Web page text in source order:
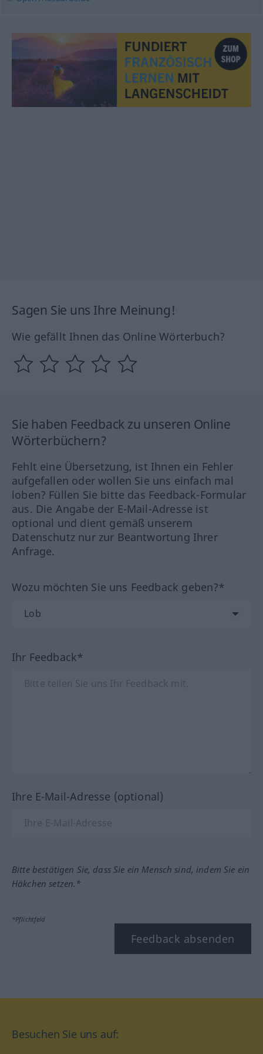
Sagen Sie uns Ihre Meinung!
Wie gefällt Ihnen das Online Wörterbuch?
Sie haben Feedback zu unseren Online
Wörterbüchern?
Fehlt eine Übersetzung, ist Ihnen ein Fehler
aufgefallen oder wollen Sie uns einfach mal
loben? Füllen Sie bitte das Feedback-Formular
aus. Die Angabe der E-Mail-Adresse ist
optional und dient gemäß unserem
Datenschutz nur zur Beantwortung Ihrer
Anfrage.
Wozu möchten Sie uns Feedback geben?*
Ihr Feedback*
Ihre E-Mail-Adresse (optional)
Bitte bestätigen Sie, dass Sie ein Mensch sind, indem Sie ein
Häkchen setzen.*
*Pflichtfeld
Feedback absenden
Besuchen Sie uns auf: